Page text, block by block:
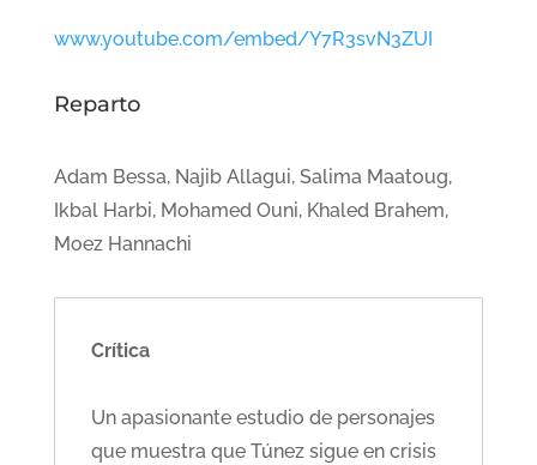
www.youtube.com/embed/Y7R3svN3ZUI
Reparto
Adam Bessa, Najib Allagui, Salima Maatoug,
Ikbal Harbi, Mohamed Ouni, Khaled Brahem,
Moez Hannachi
Crítica
Un apasionante estudio de personajes
que muestra que Túnez sigue en crisis